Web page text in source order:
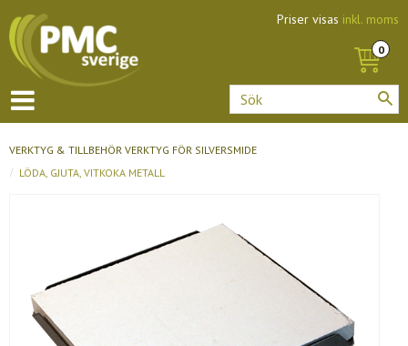
Priser visas inkl. moms
VERKTYG & TILLBEHÖR VERKTYG FÖR SILVERSMIDE
LÖDA, GJUTA, VITKOKA METALL